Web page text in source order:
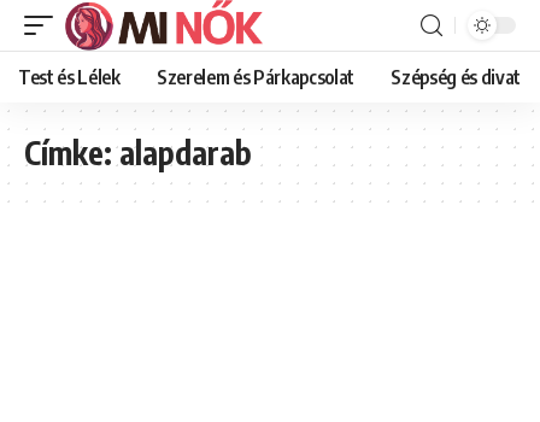
Test és Lélek Szerelem és Párkapcsolat Szépség és divat
Címke:alapdarab